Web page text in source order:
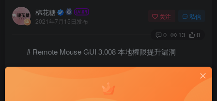
棉花糖
2021年7月15日发布
关注 私信
0 13 0
# Remote Mouse GUI 3.008 本地權限提升漏洞
Version: Remote Mouse 3.008